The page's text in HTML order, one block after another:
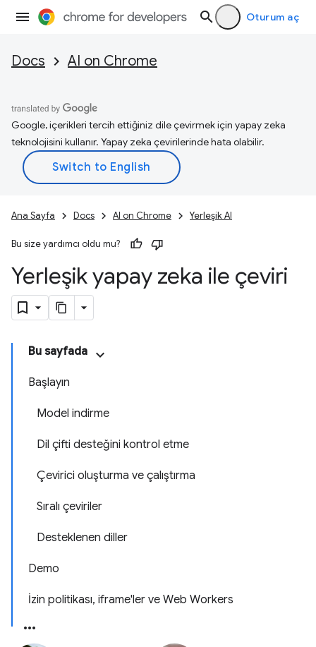
Oturum aç
Docs AI on Chrome
Google, içerikleri tercih ettiğiniz dile çevirmek için yapay zeka
teknolojisini kullanır. Yapay zeka çevirilerinde hata olabilir.
Ana Sayfa Docs AI on Chrome Yerleşik AI
Bu size yardımcı oldu mu?
Yerleşik yapay zeka ile çeviri
Bu sayfada
Başlayın
Model indirme
Dil çifti desteğini kontrol etme
Çevirici oluşturma ve çalıştırma
Sıralı çeviriler
Desteklenen diller
Demo
İzin politikası, iframe'ler ve Web Workers